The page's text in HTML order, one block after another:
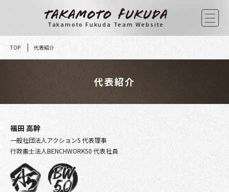
content
Takamoto Fukuda Team Website
TOP 代表紹介
代表紹介
福田 高幹
一般社団法人アクション5 代表理事
行政書士法人BENCHWORK50 代表社員